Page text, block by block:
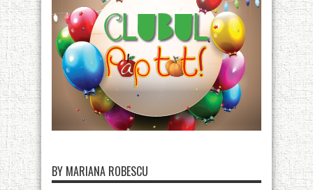
BY MARIANA ROBESCU